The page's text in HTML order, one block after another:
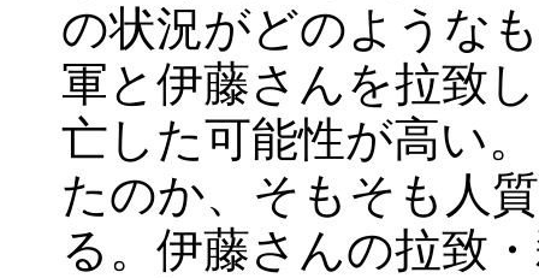
の状況がどのような
軍と伊藤さんを拉致
亡した可能性が高い
たのか、そもそも人
る。伊藤さんの拉致